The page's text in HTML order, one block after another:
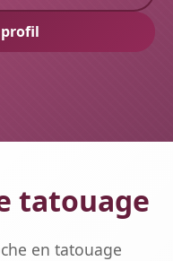
tatouage
en tatouage